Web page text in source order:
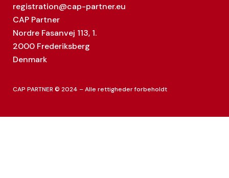
registration@cap-partner.eu
CAP Partner
Nordre Fasanvej 113, 1.
2000 Frederiksberg
Denmark
CAP PARTNER © 2024 – Alle rettigheder forbeholdt